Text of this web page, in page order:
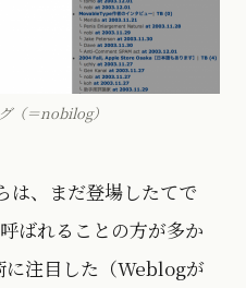
（＝nobilog）
、まだ登場したてで
ばれることの方が多か
に注目した（Weblogが